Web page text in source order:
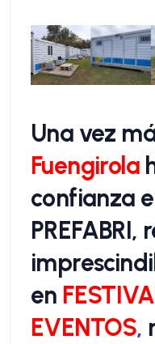
Una vez
Fuengirola
confianza
en
EVENTOS,